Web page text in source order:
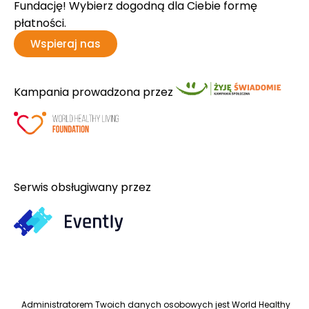
Fundację! Wybierz dogodną dla Ciebie formę
płatności.
Wspieraj nas
Kampania prowadzona przez
Serwis obsługiwany przez
Administratorem Twoich danych osobowych jest World Healthy